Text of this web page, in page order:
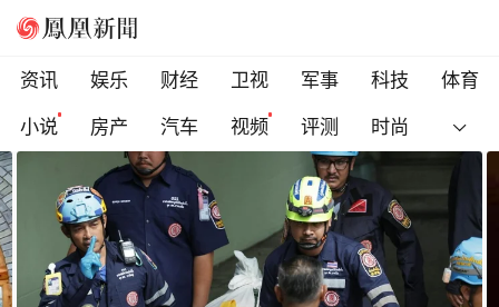
资讯 娱乐 财经 卫视 军事 科技
体育
小说
房产 汽车 视频 评测 时尚